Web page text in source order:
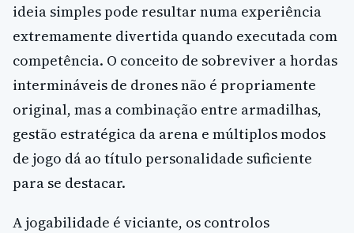
ideia simples pode resultar numa experiência
extremamente divertida quando executada com
competência. O conceito de sobreviver a hordas
intermináveis de drones não é propriamente
original, mas a combinação entre armadilhas,
gestão estratégica da arena e múltiplos modos
de jogo dá ao título personalidade suficiente
para se destacar.
A jogabilidade é viciante, os controlos